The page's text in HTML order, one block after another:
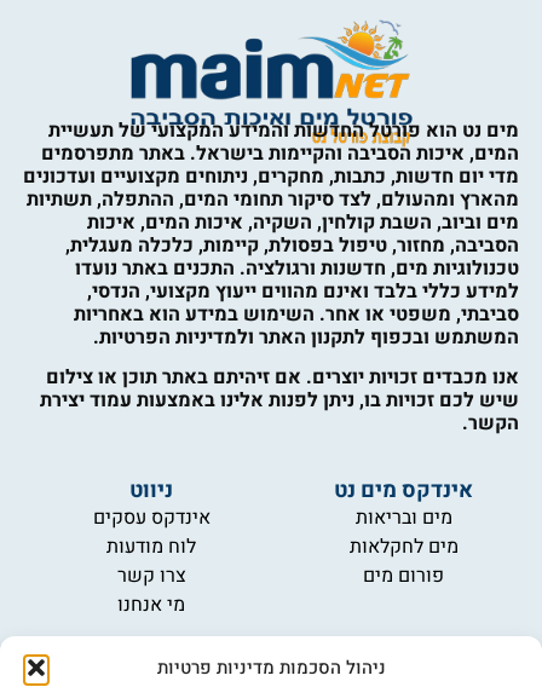
ניהול הסכמות מדיניות פרטיות
מים נט הוא פורטל החדשות והמידע המקצועי של תעשיית
המים, איכות הסביבה והקיימות בישראל. באתר מתפרסמים
מדי יום חדשות, כתבות, מחקרים, ניתוחים מקצועיים ועדכונים
מהארץ ומהעולם, לצד סיקור תחומי המים, ההתפלה, תשתיות
מים וביוב, השבת קולחין, השקיה, איכות המים, איכות
הסביבה, מחזור, טיפול בפסולת, קיימות, כלכלה מעגלית,
טכנולוגיות מים, חדשנות ורגולציה. התכנים באתר נועדו
למידע כללי בלבד ואינם מהווים ייעוץ מקצועי, הנדסי,
סביבתי, משפטי או אחר. השימוש במידע הוא באחריות
המשתמש ובכפוף לתקנון האתר ולמדיניות הפרטיות.
אנו מכבדים זכויות יוצרים. אם זיהיתם באתר תוכן או צילום
שיש לכם זכויות בו, ניתן לפנות אלינו באמצעות עמוד יצירת
הקשר.
אינדקס מים נט
מים ובריאות
מים לחקלאות
פורום מים
ניווט
אינדקס עסקים
לוח מודעות
צרו קשר
מי אנחנו
מידע